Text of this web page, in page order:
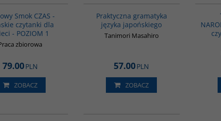
Smok CZAS -
czytanki dla
- POZIOM 1
zbiorowa
79.00PLN
ZOBACZ
Praktyczna gramatyka
języka japońskiego
Tanimori Masahiro
57.00PLN
ZOBACZ